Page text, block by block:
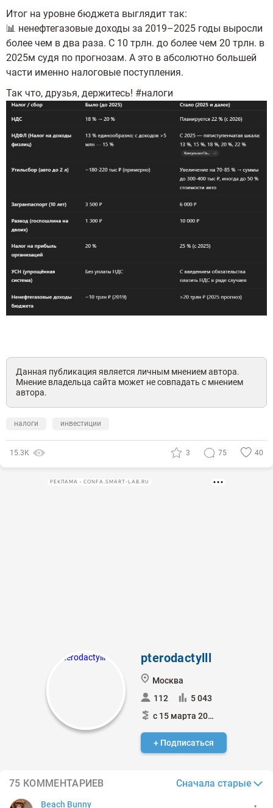
Итог на уровне бюджета выглядит так:
📊 ненефтегазовые доходы за 2019–2025 годы выросли
более чем в два раза. С 10 трлн. до более чем 20 трлн. в
2025м судя по прогнозам. А это в абсолютно большей
части именно налоговые поступления.
Так что, друзья, держитесь! #налоги
Данная публикация является личным мнением автора.
Мнение владельца сайта может не совпадать с мнением
автора.
налоги инвестиции
15.3К 3 75 40
РЕКЛАМА • CONFA.SMART-LAB.RU
pterodactylll
Москва
112
5 043
с 15 марта 2012
+ Подписаться
75 КОММЕНТАРИЕВ Сначала старые
Beach Bunny